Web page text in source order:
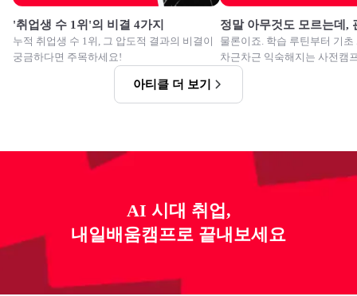
'취업생 수 1위'의 비결 4가지
누적 취업생 수 1위, 그 압도적 결과의 비결이
궁금하다면 주목하세요!
정말 아무것도 모르는데,
물론이죠. 학습 루틴부터 기초
차근차근 익숙해지는 사전캠
아티클 더 보기
AI 시대 취업,
내일배움캠프로 끝내보세요